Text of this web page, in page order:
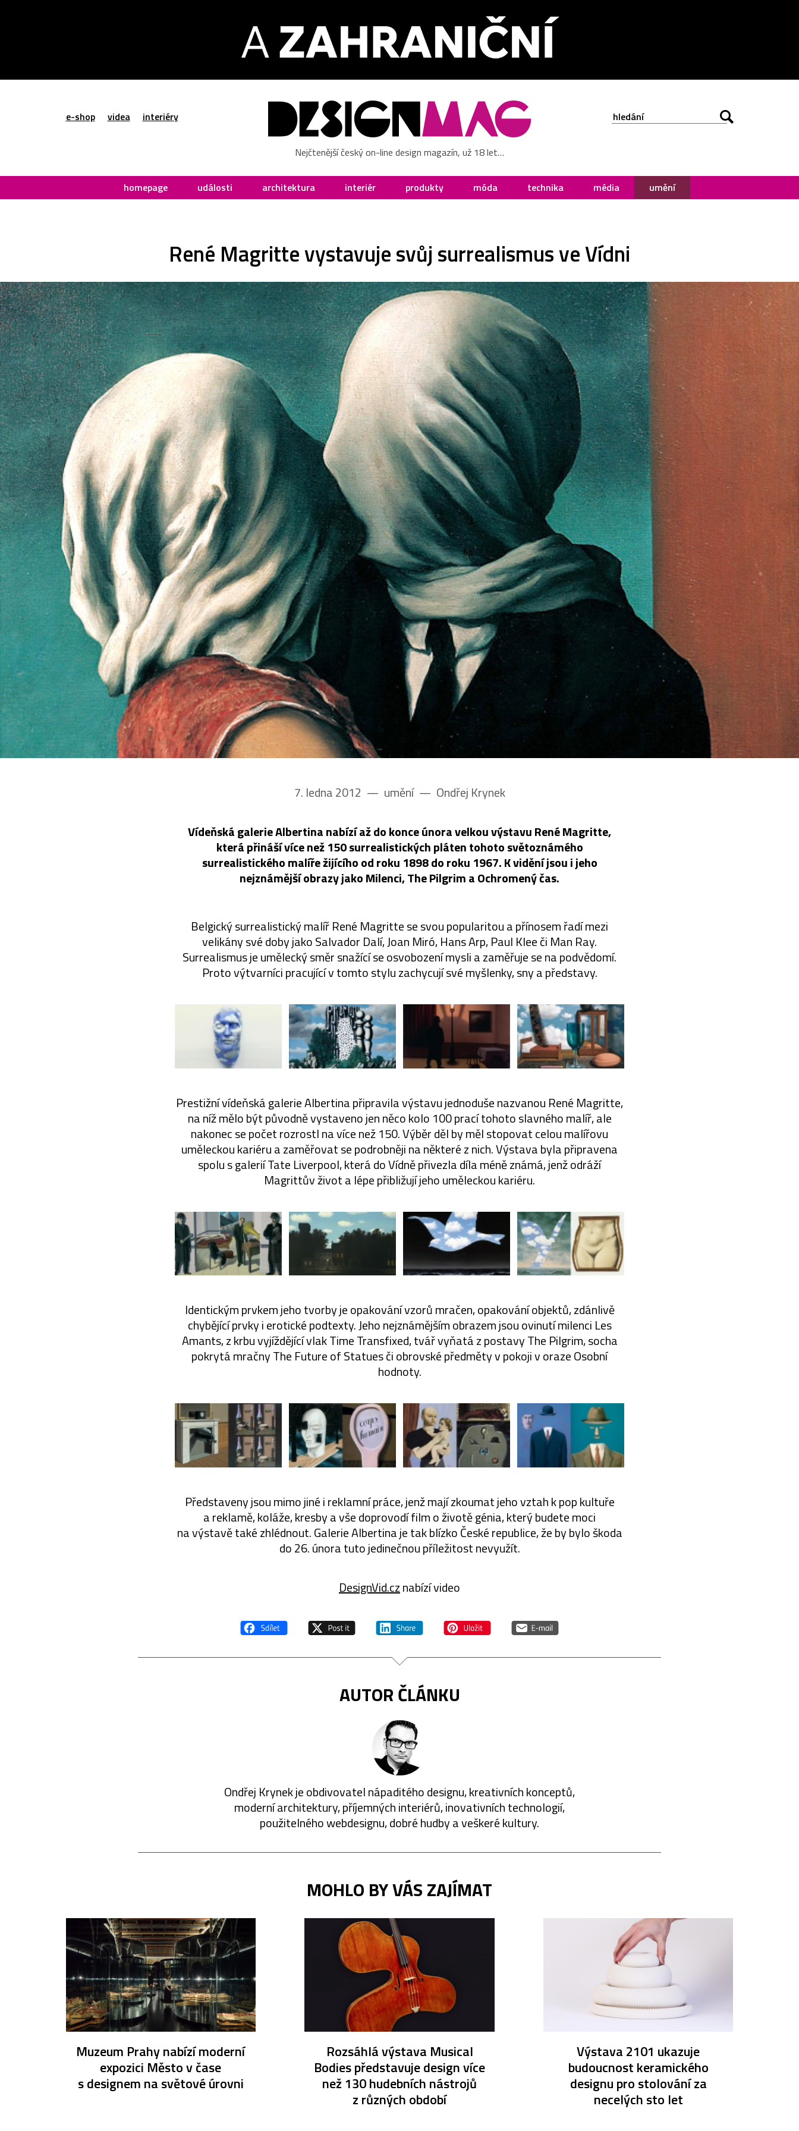
e-shop videa interiéry
Nejčtenější český on-line design magazín, už 18 let…
homepage události architektura interiér produkty móda technika média umění
René Magritte vystavuje svůj surrealismus ve Vídni
7. ledna 2012 –– umění –– Ondřej Krynek
Vídeňská galerie Albertina nabízí až do konce února velkou výstavu René Magritte,
která přináší více než 150 surrealistických pláten tohoto světoznámého
surrealistického malíře žijícího od roku 1898 do roku 1967. K vidění jsou i jeho
nejznámější obrazy jako Milenci, The Pilgrim a Ochromený čas.
Belgický surrealistický malíř René Magritte se svou popularitou a přínosem řadí mezi
velikány své doby jako Salvador Dalí, Joan Miró, Hans Arp, Paul Klee či Man Ray.
Surrealismus je umělecký směr snažící se osvobození mysli a zaměřuje se na podvědomí.
Proto výtvarníci pracující v tomto stylu zachycují své myšlenky, sny a představy.
Prestižní vídeňská galerie Albertina připravila výstavu jednoduše nazvanou René Magritte,
na níž mělo být původně vystaveno jen něco kolo 100 prací tohoto slavného malíř, ale
nakonec se počet rozrostl na více než 150. Výběr děl by měl stopovat celou malířovu
uměleckou kariéru a zaměřovat se podrobněji na některé z nich. Výstava byla připravena
spolu s galerií Tate Liverpool, která do Vídně přivezla díla méně známá, jenž odráží
Magrittův život a lépe přibližují jeho uměleckou kariéru.
Identickým prvkem jeho tvorby je opakování vzorů mračen, opakování objektů, zdánlivě
chybějící prvky i erotické podtexty. Jeho nejznámějším obrazem jsou ovinutí milenci Les
Amants, z krbu vyjíždějící vlak Time Transfixed, tvář vyňatá z postavy The Pilgrim, socha
pokrytá mračny The Future of Statues či obrovské předměty v pokoji v oraze Osobní
hodnoty.
Představeny jsou mimo jiné i reklamní práce, jenž mají zkoumat jeho vztah k pop kultuře
a reklamě, koláže, kresby a vše doprovodí film o životě génia, který budete moci
na výstavě také zhlédnout. Galerie Albertina je tak blízko České republice, že by bylo škoda
do 26. února tuto jedinečnou příležitost nevyužít.
DesignVid.cznabízí video
AUTOR ČLÁNKU
Ondřej Krynek je obdivovatel nápaditého designu, kreativních konceptů,
moderní architektury, příjemných interiérů, inovativních technologií,
použitelného webdesignu, dobré hudby a veškeré kultury.
MOHLO BY VÁS ZAJÍMAT
Muzeum Prahy nabízí moderní
expozici Město v čase
s designem na světové úrovni
Rozsáhlá výstava Musical
Bodies představuje design více
než 130 hudebních nástrojů
z různých období
Výstava 2101 ukazuje
budoucnost keramického
designu pro stolování za
necelých sto let